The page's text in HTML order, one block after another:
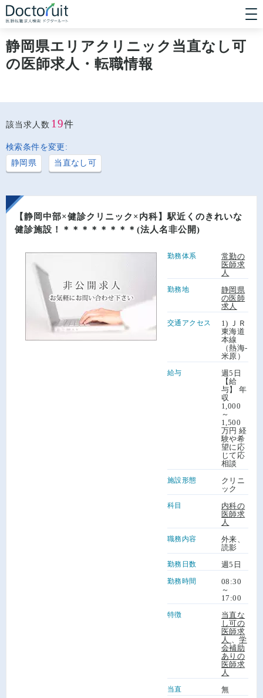
[常勤] 科目から探す
[常勤] 特徴から探す
[非常勤] エリアから探す
[非常勤] 科目から探す
静岡県エリアクリニック当直なし可
の医師求人・転職情報
該当求人数 19件
検索条件を変更:
静岡県
当直なし可
【静岡中部×健診クリニック×内科】駅近くのきれいな
健診施設！＊＊＊＊＊＊＊＊(法人名非公開)
勤務体系
常勤の
医師求
人
勤務地
静岡県
の医師
求人
交通アクセス
1) ＪＲ
東海道
本線
（熱海-
米原）
給与
週5日
【給
与】 年
収
1,000
～
1,500
万円 経
験や希
望に応
じて応
相談
施設形態
クリニ
ック
科目
内科の
医師求
人
職務内容
外来、
読影
勤務日数 週5日
勤務時間
08:30
～
17:00
特徴
当直な
し可の
医師求
人 、学
会補助
ありの
医師求
人
当直 無